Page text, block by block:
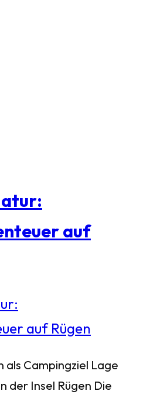
auf
als Campingziel Lage
der Insel Rügen Die